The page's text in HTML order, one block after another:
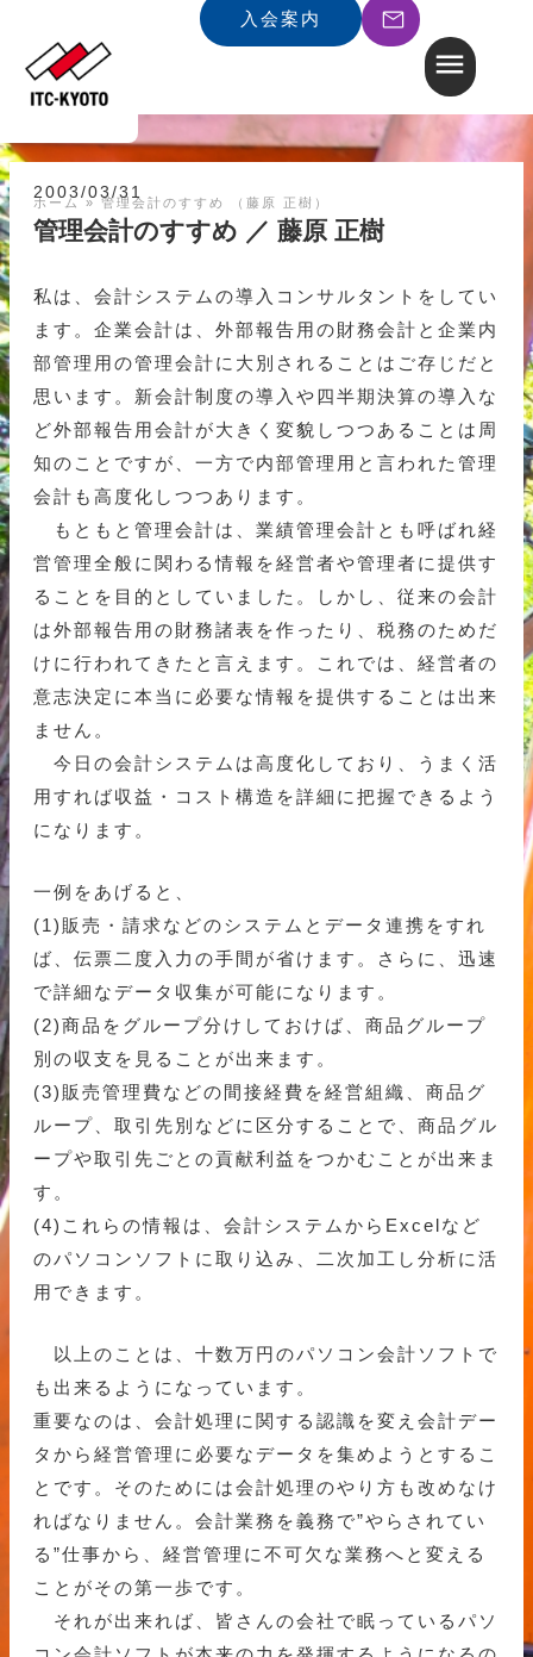
入会案内
ホーム » 管理会計のすすめ （藤原 正樹）
2003/03/31
管理会計のすすめ ／ 藤原 正樹
私は、会計システムの導入コンサルタントをしてい
ます。企業会計は、外部報告用の財務会計と企業内
部管理用の管理会計に大別されることはご存じだと
思います。新会計制度の導入や四半期決算の導入な
ど外部報告用会計が大きく変貌しつつあることは周
知のことですが、一方で内部管理用と言われた管理
会計も高度化しつつあります。
もともと管理会計は、業績管理会計とも呼ばれ経
営管理全般に関わる情報を経営者や管理者に提供す
ることを目的としていました。しかし、従来の会計
は外部報告用の財務諸表を作ったり、税務のためだ
けに行われてきたと言えます。これでは、経営者の
意志決定に本当に必要な情報を提供することは出来
ません。
今日の会計システムは高度化しており、うまく活
用すれば収益・コスト構造を詳細に把握できるよう
になります。
一例をあげると、
(1)販売・請求などのシステムとデータ連携をすれ
ば、伝票二度入力の手間が省けます。さらに、迅速
で詳細なデータ収集が可能になります。
(2)商品をグループ分けしておけば、商品グループ
別の収支を見ることが出来ます。
(3)販売管理費などの間接経費を経営組織、商品グ
ループ、取引先別などに区分することで、商品グル
ープや取引先ごとの貢献利益をつかむことが出来ま
す。
(4)これらの情報は、会計システムからExcelなど
のパソコンソフトに取り込み、二次加工し分析に活
用できます。
以上のことは、十数万円のパソコン会計ソフトで
も出来るようになっています。
重要なのは、会計処理に関する認識を変え会計デー
タから経営管理に必要なデータを集めようとするこ
とです。そのためには会計処理のやり方も改めなけ
ればなりません。会計業務を義務で”やらされてい
る”仕事から、経営管理に不可欠な業務へと変える
ことがその第一歩です。
それが出来れば、皆さんの会社で眠っているパソ